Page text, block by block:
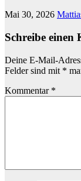
Mai 30, 2026
Schreibe einen
Deine E-Mail-
Felder sind mit *
Kommentar *